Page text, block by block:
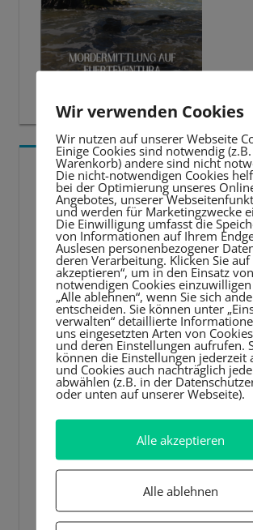
5 BESTE LERNTIPPS
Video-
Player
Wir verwenden Cookies
Wir nutzen auf unserer Webseite
Einige Cookies sind notwendig
Warenkorb) andere sind nicht
Die nicht-notwendigen Cookies
bei der Optimierung unseres
Angebotes, unserer
und werden für Marketingzwecke
Die Einwilligung umfasst die
von Informationen auf Ihrem
Auslesen personenbezogener
deren Verarbeitung. Klicken Sie auf
akzeptieren“, um in den Einsatz
notwendigen Cookies
„Alle ablehnen“, wenn Sie sich
entscheiden. Sie können unter
verwalten“ detaillierte
uns eingesetzten Arten von
und deren Einstellungen aufrufen.
können die Einstellungen jederzeit
und Cookies auch nachträglich
abwählen (z.B. in der
oder unten auf unserer Webseite).
Alle akzeptieren
Alle ablehnen